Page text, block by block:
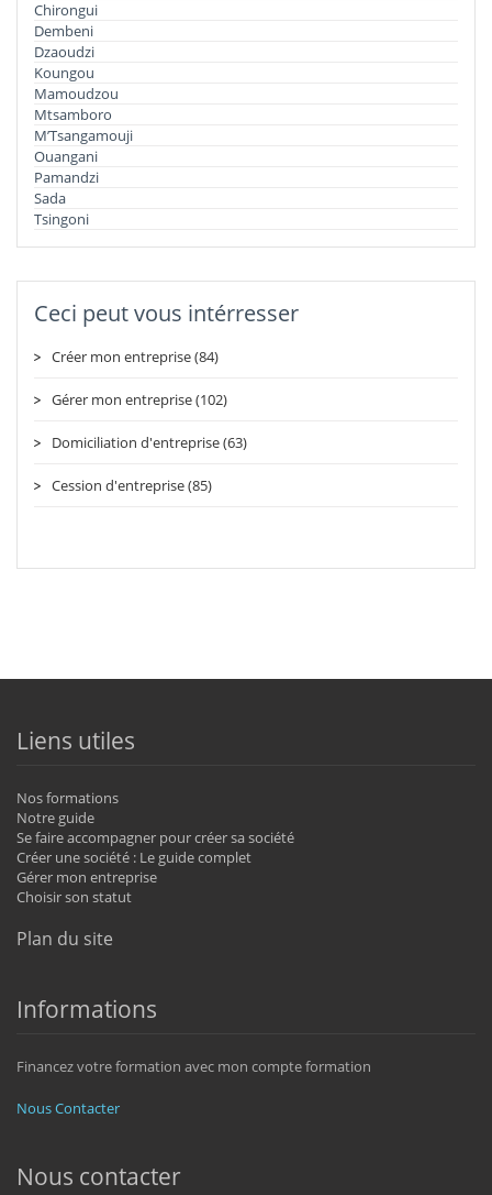
Chirongui
Dembeni
Dzaoudzi
Koungou
Mamoudzou
Mtsamboro
M’Tsangamouji
Ouangani
Pamandzi
Sada
Tsingoni
Ceci peut vous intérresser
Créer mon entreprise (84)
Gérer mon entreprise (102)
Domiciliation d'entreprise (63)
Cession d'entreprise (85)
Liens utiles
Nos formations
Notre guide
Se faire accompagner pour créer sa société
Créer une société : Le guide complet
Gérer mon entreprise
Choisir son statut
Plan du site
Informations
Financez votre formation avec mon compte formation
Nous Contacter
Nous contacter